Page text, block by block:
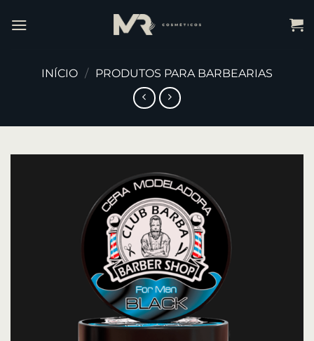
INÍCIO / PRODUTOS PARA BARBEARIAS